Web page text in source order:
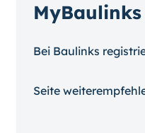
MyBaulinks
Bei Baulinks
Seite